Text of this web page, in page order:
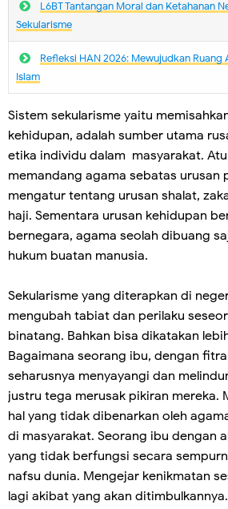
L6BT Tantangan Moral dan Ketahanan
Sekularisme
Refleksi HAN 2026: Mewujudkan Ruang
Islam
Sistem sekularisme yaitu
kehidupan, adalah sumber utama
etika individu dalam masyarakat.
memandang agama sebatas urusan
mengatur tentang urusan shalat,
haji. Sementara urusan kehidupan
bernegara, agama seolah dibuang
hukum buatan manusia.
Sekularisme yang diterapkan di
mengubah tabiat dan perilaku
binatang. Bahkan bisa dikatakan
Bagaimana seorang ibu, dengan
seharusnya menyayangi dan
justru tega merusak pikiran mereka.
hal yang tidak dibenarkan oleh
di masyarakat. Seorang ibu dengan
yang tidak berfungsi secara
nafsu dunia. Mengejar kenikmatan
lagi akibat yang akan ditimbulkannya.